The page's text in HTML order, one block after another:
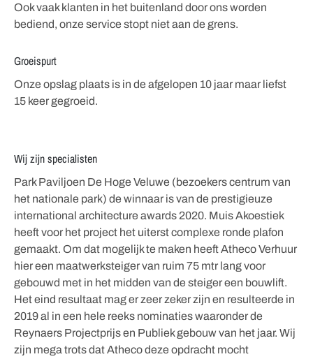
Ook vaak klanten in het buitenland door ons worden
bediend, onze service stopt niet aan de grens.
Groeispurt
Onze opslag plaats is in de afgelopen 10 jaar maar liefst
15 keer gegroeid.
Wij zijn specialisten
Park Paviljoen De Hoge Veluwe (bezoekers centrum van
het nationale park) de winnaar is van de prestigieuze
international architecture awards 2020. Muis Akoestiek
heeft voor het project het uiterst complexe ronde plafon
gemaakt. Om dat mogelijk te maken heeft Atheco Verhuur
hier een maatwerksteiger van ruim 75 mtr lang voor
gebouwd met in het midden van de steiger een bouwlift.
Het eind resultaat mag er zeer zeker zijn en resulteerde in
2019 al in een hele reeks nominaties waaronder de
Reynaers Projectprijs en Publiek gebouw van het jaar. Wij
zijn mega trots dat Atheco deze opdracht mocht